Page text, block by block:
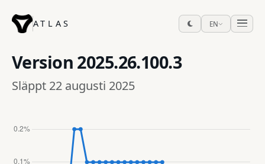
ATLAS EN
Version 2025.26.100.3
Släppt 22 augusti 2025